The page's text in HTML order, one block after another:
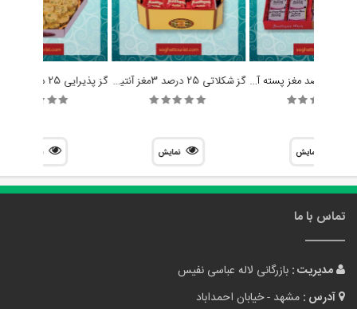
گز رژیمی 25 درصد مغز پسته آنتیک
نمایش
گز شکلاتی 25 درصد 3مغز آنتیک
نمایش
تماس با ما
مدیریت : بازرگانی لاله عباسی نفیس
آدرس : مشهد - خیابان احمداباد